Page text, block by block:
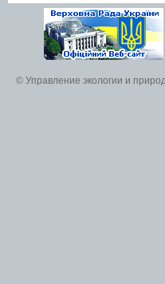
© Управление экологии и